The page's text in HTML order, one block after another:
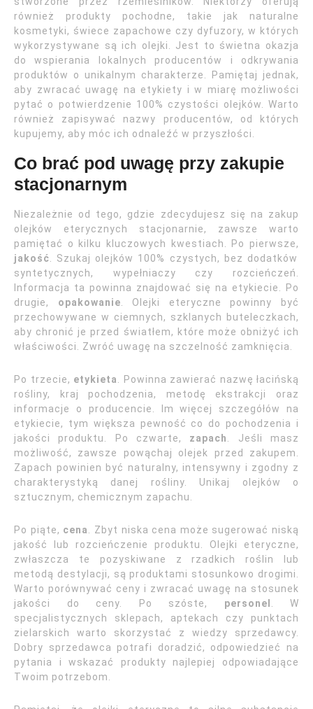
również produkty pochodne, takie jak naturalne
kosmetyki, świece zapachowe czy dyfuzory, w których
wykorzystywane są ich olejki. Jest to świetna okazja
do wspierania lokalnych producentów i odkrywania
produktów o unikalnym charakterze. Pamiętaj jednak,
aby zwracać uwagę na etykiety i w miarę możliwości
pytać o potwierdzenie 100% czystości olejków. Warto
również zapisywać nazwy producentów, od których
kupujemy, aby móc ich odnaleźć w przyszłości.
Co brać pod uwagę przy zakupie
stacjonarnym
Niezależnie od tego, gdzie zdecydujesz się na zakup
olejków eterycznych stacjonarnie, zawsze warto
pamiętać o kilku kluczowych kwestiach. Po pierwsze,
jakość . Szukaj olejków 100% czystych, bez dodatków
syntetycznych, wypełniaczy czy rozcieńczeń.
Informacja ta powinna znajdować się na etykiecie. Po
drugie,
opakowanie . Olejki eteryczne powinny być
przechowywane w ciemnych, szklanych buteleczkach,
aby chronić je przed światłem, które może obniżyć ich
właściwości. Zwróć uwagę na szczelność zamknięcia.
Po trzecie, etykieta
. Powinna zawierać nazwę łacińską
rośliny, kraj pochodzenia, metodę ekstrakcji oraz
informacje o producencie. Im więcej szczegółów na
etykiecie, tym większa pewność co do pochodzenia i
jakości produktu. Po czwarte,
zapach
. Jeśli masz
możliwość, zawsze powąchaj olejek przed zakupem.
Zapach powinien być naturalny, intensywny i zgodny z
charakterystyką danej rośliny. Unikaj olejków o
sztucznym, chemicznym zapachu.
Po piąte, cena
. Zbyt niska cena może sugerować niską
jakość lub rozcieńczenie produktu. Olejki eteryczne,
zwłaszcza te pozyskiwane z rzadkich roślin lub
metodą destylacji, są produktami stosunkowo drogimi.
Warto porównywać ceny i zwracać uwagę na stosunek
jakości do ceny. Po szóste,
personel
. W
specjalistycznych sklepach, aptekach czy punktach
zielarskich warto skorzystać z wiedzy sprzedawcy.
Dobry sprzedawca potrafi doradzić, odpowiedzieć na
pytania i wskazać produkty najlepiej odpowiadające
Twoim potrzebom.